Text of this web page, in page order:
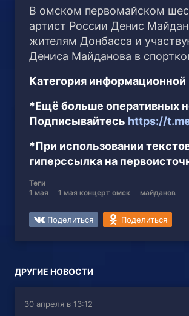
В омском первомайском
артист России Денис
жителям Донбасса и
Дениса Майданова в
Категория информационной
*Ещё больше оперативных
Подписывайтесь https://
*При использовании
гиперссылка на
Теги
1 мая
1 мая концерт омск майданов
Поделиться Поделиться
ДРУГИЕ НОВОСТИ
30 апреля в 13:12